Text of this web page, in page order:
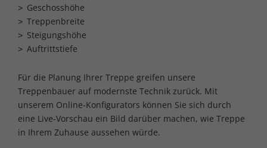
Geschosshöhe
Treppenbreite
Steigungshöhe
Auftrittstiefe
Für die Planung Ihrer Treppe greifen unsere
Treppenbauer auf modernste Technik zurück. Mit
unserem Online-Konfigurators können Sie sich durch
eine Live-Vorschau ein Bild darüber machen, wie Treppe
in Ihrem Zuhause aussehen würde.